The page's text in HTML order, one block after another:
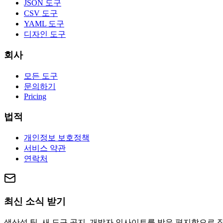
JSON 도구
CSV 도구
YAML 도구
디자인 도구
회사
모든 도구
문의하기
Pricing
법적
개인정보 보호정책
서비스 약관
연락처
최신 소식 받기